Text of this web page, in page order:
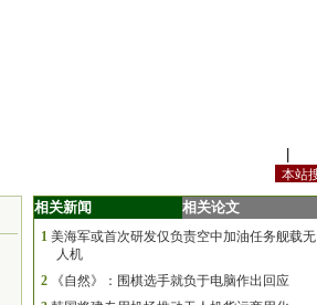
相关新闻 相关论文
1 美海军或首次研发仅负责空中加油任务舰载无
人机
2
《自然》：围棋选手就负于电脑作出回应